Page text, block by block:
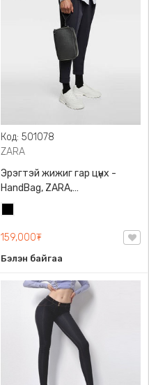
Код: 501078
ZARA
Эрэгтэй жижиг гар цүнх -
HandBag, ZARA,
3720/005/040, PU арьс
159,000₮
Бэлэн байгаа